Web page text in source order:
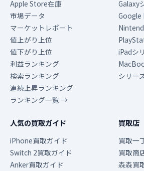
Apple Store在庫
市場データ
マーケットレポート
値上がり上位
値下がり上位
利益ランキング
検索ランキング
連続上昇ランキング
ランキング一覧 →
Galaxy
Google
iPadシ
シリー
人気の買取ガイド
iPhone買取ガイド
Switch 2買取ガイド
Anker買取ガイド
買取店
買取一
買取商
森森買